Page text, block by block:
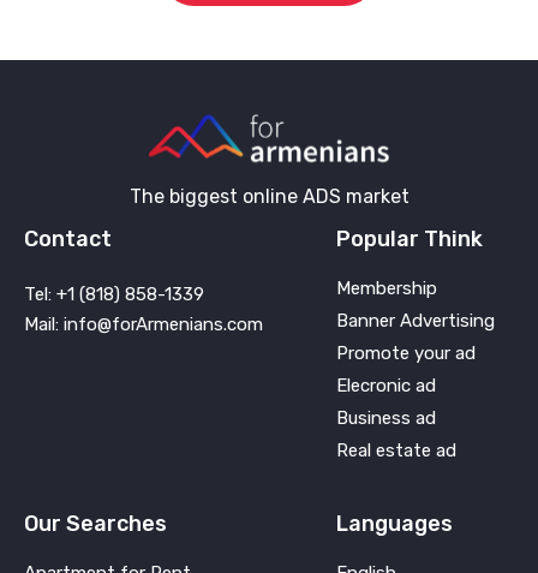
The biggest online ADS market
Contact
Tel: +1 (818) 858-1339
Mail: info@forArmenians.com
Popular Think
Membership
Banner Advertising
Promote your ad
Elecronic ad
Business ad
Real estate ad
Our Searches Languages